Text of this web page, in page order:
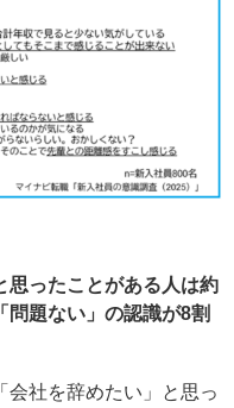
ったことがある人は約
問題ない」の認識が8割
会社を辞めたい」と思っ